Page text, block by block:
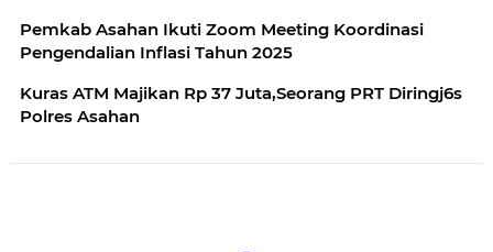
Pemkab Asahan Ikuti Zoom Meeting Koordinasi
Pengendalian Inflasi Tahun 2025
Kuras ATM Majikan Rp 37 Juta,Seorang PRT Diringj6s
Polres Asahan